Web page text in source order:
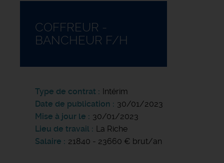
COFFREUR -
BANCHEUR F/H
Type de contrat
Intérim
Date de publication
30/01/2023
Mise à jour le
30/01/2023
Lieu de travail
La Riche
Salaire
21840 - 23660 € brut/an